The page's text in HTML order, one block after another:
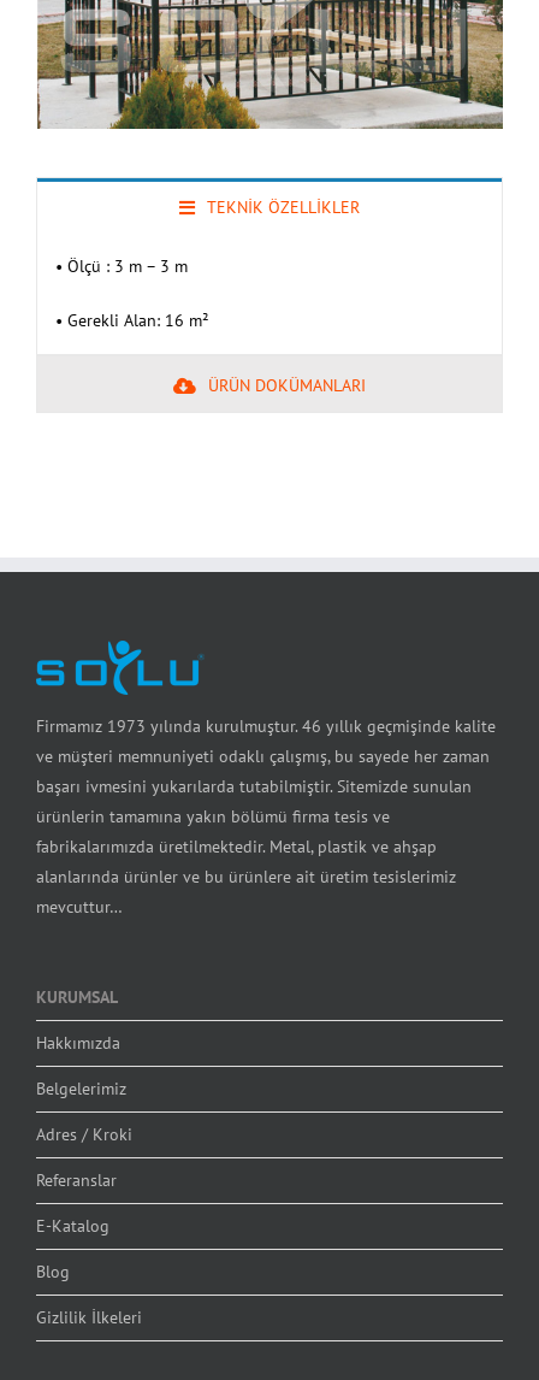
TEKNİK ÖZELLİKLER
• Ölçü : 3 m – 3 m
• Gerekli Alan: 16 m²
ÜRÜN DOKÜMANLARI
Firmamız 1973 yılında kurulmuştur. 46 yıllık geçmişinde kalite
ve müşteri memnuniyeti odaklı çalışmış, bu sayede her zaman
başarı ivmesini yukarılarda tutabilmiştir. Sitemizde sunulan
ürünlerin tamamına yakın bölümü firma tesis ve
fabrikalarımızda üretilmektedir. Metal, plastik ve ahşap
alanlarında ürünler ve bu ürünlere ait üretim tesislerimiz
mevcuttur…
KURUMSAL
Hakkımızda
Belgelerimiz
Adres / Kroki
Referanslar
E-Katalog
Blog
Gizlilik İlkeleri